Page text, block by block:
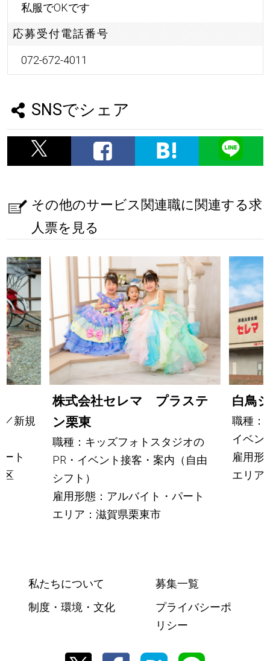
私服でOKです
応募受付電話番号
072-672-4011
SNSでシェア
その他のサービス関連職に関連する求
人票を見る
新規
ト
区
株式会社セレマ プラステ
ン栗東
職種：キッズフォトスタジオの
PR・イベント接客・案内（自由
シフト）
雇用形態：アルバイト・パート
エリア：滋賀県栗東市
白鳥
職種：
イベン
雇用形
エリア
私たちについて
制度・環境・文化
募集一覧
プライバシーポ
リシー